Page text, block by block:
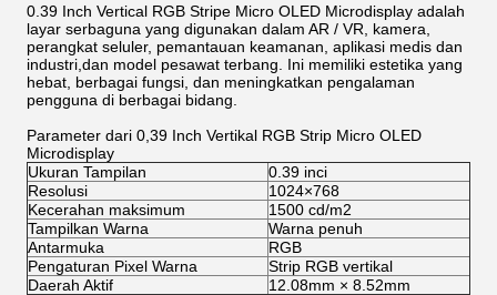
0.39 Inch Vertical RGB Stripe Micro OLED Microdisplay adalah
layar serbaguna yang digunakan dalam AR / VR, kamera,
perangkat seluler, pemantauan keamanan, aplikasi medis dan
industri,dan model pesawat terbang. Ini memiliki estetika yang
hebat, berbagai fungsi, dan meningkatkan pengalaman
pengguna di berbagai bidang.
Parameter dari 0,39 Inch Vertikal RGB Strip Micro OLED
Microdisplay
Ukuran Tampilan
0.39 inci
Resolusi
1024×768
Kecerahan maksimum
1500 cd/m2
Tampilkan Warna
Warna penuh
Antarmuka
RGB
Pengaturan Pixel Warna
Strip RGB vertikal
Daerah Aktif
12.08mm × 8.52mm